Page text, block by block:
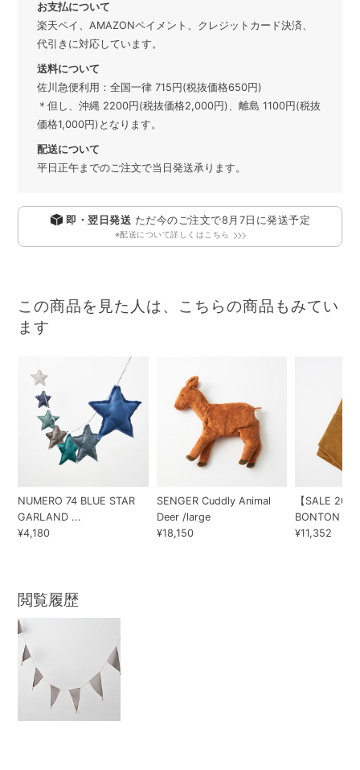
お支払について
楽天ペイ、AMAZONペイメント、クレジットカード決済、
代引きに対応しています。
送料について
佐川急便利用：全国一律 715円(税抜価格650円)
＊但し、沖縄 2200円(税抜価格2,000円)、離島 1100円(税抜
価格1,000円)となります。
配送について
平日正午までのご注文で当日発送承ります。
即・翌日発送 ただ今のご注文で8月7日 に発送予定
※配送について詳しくはこちら
この商品を見た人は、こちらの商品もみてい
ます
NUMERO 74 BLUE STAR
GARLAND ...
¥4,180
SENGER Cuddly Animal
Deer /large
¥18,150
【SALE
BONTON
¥11,352
閲覧履歴